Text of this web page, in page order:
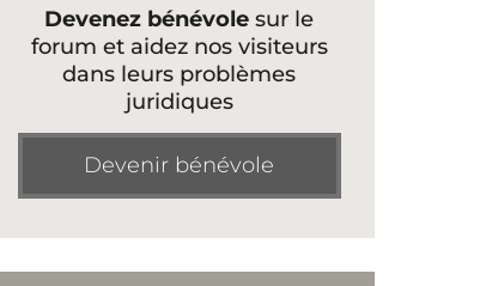
Devenez bénévole sur le
forum et aidez nos visiteurs
dans leurs problèmes
juridiques
Devenir bénévole